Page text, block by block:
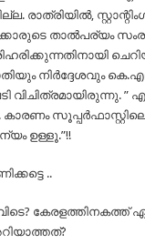
രാത്രിയിൽ,
താൽപര്യം
ചെറിയ
നിർദ്ദേശവും
ഉള്ളൂ.”!!
..
എവിടെ?